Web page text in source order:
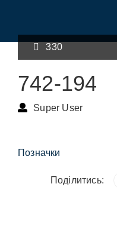
330
742-194
Super User
Позначки
Поділитись: